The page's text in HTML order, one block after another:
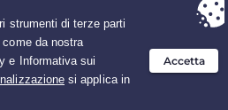
per 3.3333333333333 anni a $
/mese